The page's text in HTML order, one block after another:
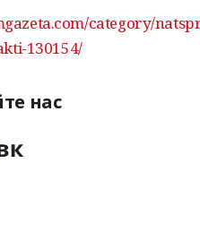
category/
130154/
нас